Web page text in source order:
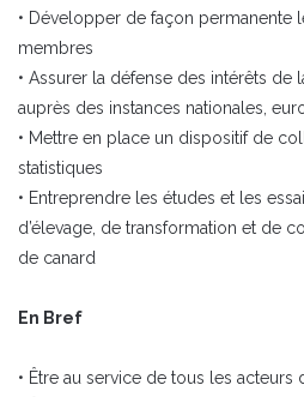
• Développer de façon permanente
membres
• Assurer la défense des intérêts de
auprès des instances nationales,
• Mettre en place un dispositif de
statistiques
• Entreprendre les études et les
d’élevage, de transformation et de
de canard
En Bref
• Être au service de tous les acteurs